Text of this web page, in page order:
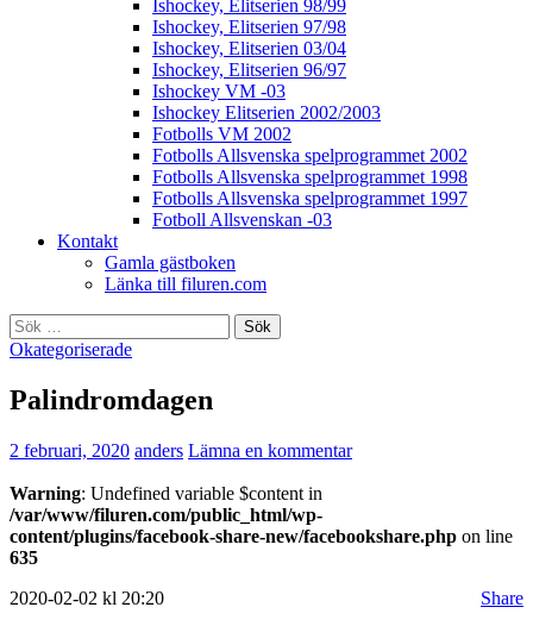
Ishockey, Elitserien 98/99
Ishockey, Elitserien 97/98
Ishockey, Elitserien 03/04
Ishockey, Elitserien 96/97
Ishockey VM -03
Ishockey Elitserien 2002/2003
Fotbolls VM 2002
Fotbolls Allsvenska spelprogrammet 2002
Fotbolls Allsvenska spelprogrammet 1998
Fotbolls Allsvenska spelprogrammet 1997
Fotboll Allsvenskan -03
Kontakt
Gamla gästboken
Länka till filuren.com
Sök
efter:
Okategoriserade
Palindromdagen
2 februari, 2020 anders Lämna en kommentar
Warning: Undefined variable $content in
/var/www/filuren.com/public_html/wp-
content/plugins/facebook-share-new/facebookshare.php on line
635
Share
2020-02-02 kl 20:20